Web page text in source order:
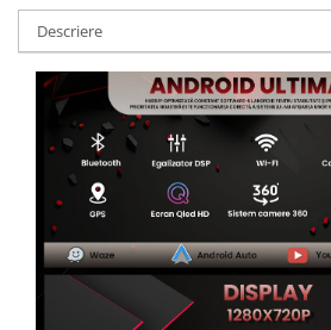
Descriere